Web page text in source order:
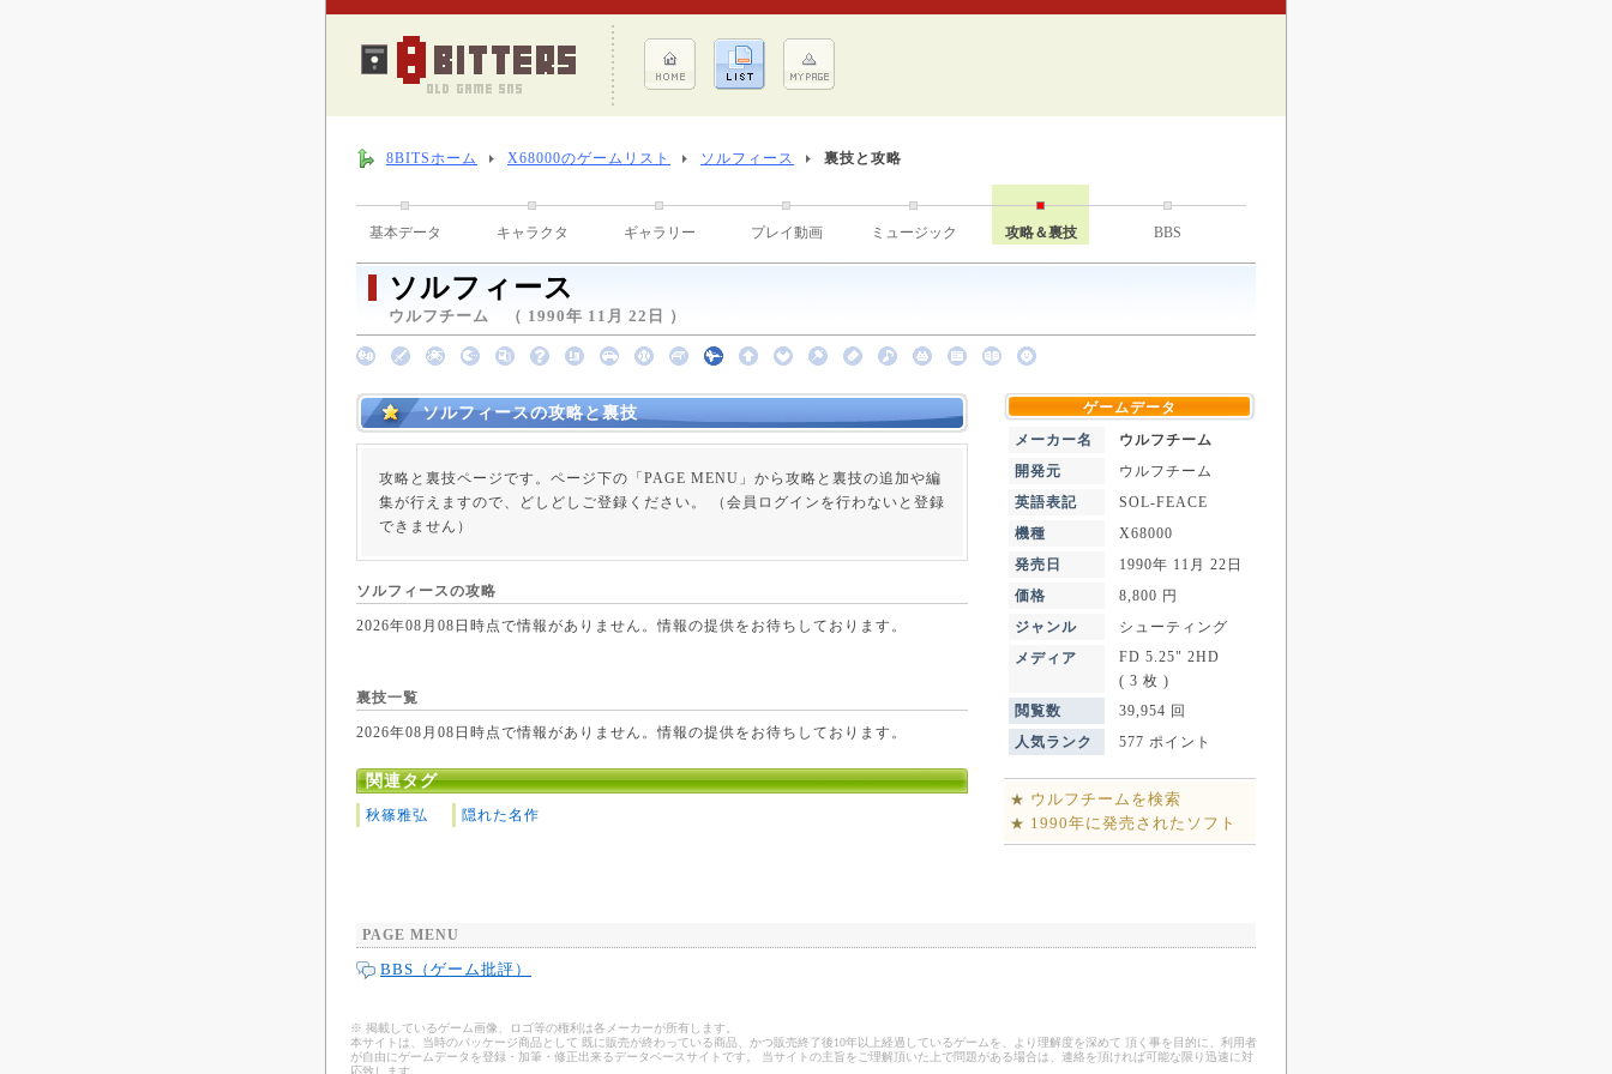
8BITSホーム X68000のゲームリスト ソルフィース 裏技と攻略
基本データ キャラクタ ギャラリー プレイ動画 ミュージック 攻略＆裏技 BBS
ソルフィース
ウルフチーム （ 1990年 11月 22日 ）
ソルフィースの攻略と裏技
攻略と裏技ページです。ページ下の「PAGE MENU」から攻略と裏技の追加や編
集が行えますので、どしどしご登録ください。 （会員ログインを行わないと登録
できません）
ソルフィースの攻略
2026年08月08日時点で情報がありません。情報の提供をお待ちしております。
裏技一覧
2026年08月08日時点で情報がありません。情報の提供をお待ちしております。
関連タグ
秋篠雅弘 隠れた名作
ゲームデータ
メーカー名
ウルフチーム
開発元
ウルフチーム
英語表記
SOL-FEACE
機種
X68000
発売日
1990年 11月 22日
価格
8,800 円
ジャンル
シューティング
メディア
FD 5.25" 2HD
( 3 枚 )
閲覧数
39,954 回
人気ランク
577 ポイント
★ ウルフチームを検索
★ 1990年に発売されたソフト
PAGE MENU
BBS（ゲーム批評）
※ 掲載しているゲーム画像、ロゴ等の権利は各メーカーが所有します。
本サイトは、当時のパッケージ商品として 既に販売が終わっている商品、かつ販売終了後10年以上経過しているゲームを、より理解度を深めて 頂く事を目的に、利用者
が自由にゲームデータを登録・加筆・修正出来るデータベースサイトです。 当サイトの主旨をご理解頂いた上で問題がある場合は、連絡を頂ければ可能な限り迅速に対
応致します。